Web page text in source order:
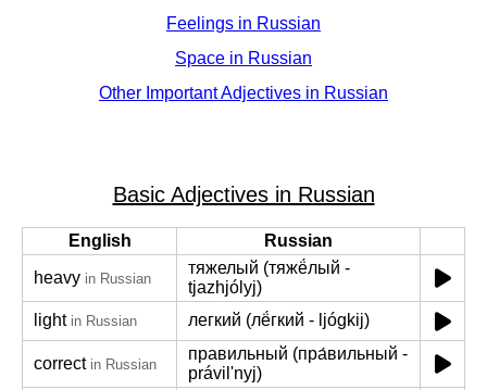
Feelings in Russian
Space in Russian
Other Important Adjectives in Russian
Basic Adjectives in Russian
English
Russian
heavy in Russian
тяжелый (тяжё́лый -
tjazhjólyj)
light in Russian легкий (лё́гкий - ljógkij)
correct in Russian
правильный (пра́вильный -
právil'nyj)